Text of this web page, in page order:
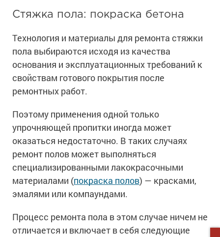
Стяжка пола: покраска бетона
Технология и материалы для ремонта стяжки
пола выбираются исходя из качества
основания и эксплуатационных требований к
свойствам готового покрытия после
ремонтных работ.
Поэтому применения одной только
упрочняющей пропитки иногда может
оказаться недостаточно. В таких случаях
ремонт полов может выполняться
специализированными лакокрасочными
материалами (покраска полов) — красками,
эмалями или компаундами.
Процесс ремонта пола в этом случае ничем не
отличается и включает в себя следующие